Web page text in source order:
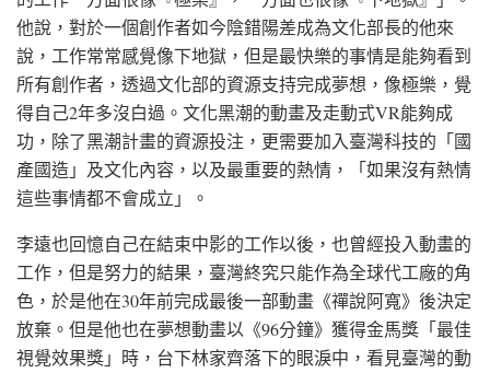
他說，對於一個創作者如今陰錯陽差成為文化部長的他來
說，工作常常感覺像下地獄，但是最快樂的事情是能夠看到
所有創作者，透過文化部的資源支持完成夢想，像極樂，覺
得自己2年多沒白過。文化黑潮的動畫及走動式VR能夠成
功，除了黑潮計畫的資源投注，更需要加入臺灣科技的「國
產國造」及文化內容，以及最重要的熱情，「如果沒有熱情
這些事情都不會成立」。
李遠也回憶自己在結束中影的工作以後，也曾經投入動畫的
工作，但是努力的結果，臺灣終究只能作為全球代工廠的角
色，於是他在30年前完成最後一部動畫《禪說阿寬》後決定
放棄。但是他也在夢想動畫以《96分鐘》獲得金馬獎「最佳
視覺效果獎」時，台下林家齊落下的眼淚中，看見臺灣的動